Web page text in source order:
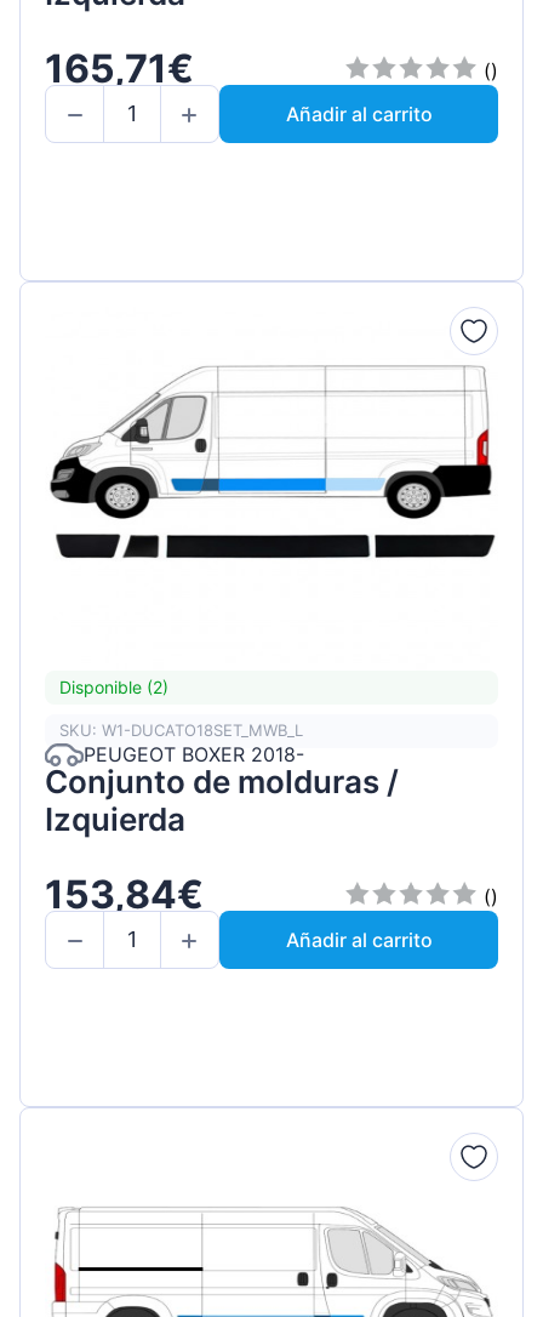
165,71€
()
Añadir al carrito
Disponible (2)
SKU: W1-DUCATO18SET_MWB_L
PEUGEOT BOXER 2018-
Conjunto de molduras /
Izquierda
153,84€
()
Añadir al carrito